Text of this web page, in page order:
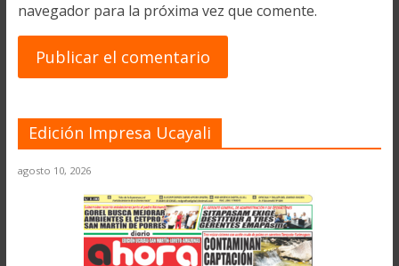
navegador para la próxima vez que comente.
Edición Impresa Ucayali
agosto 10, 2026